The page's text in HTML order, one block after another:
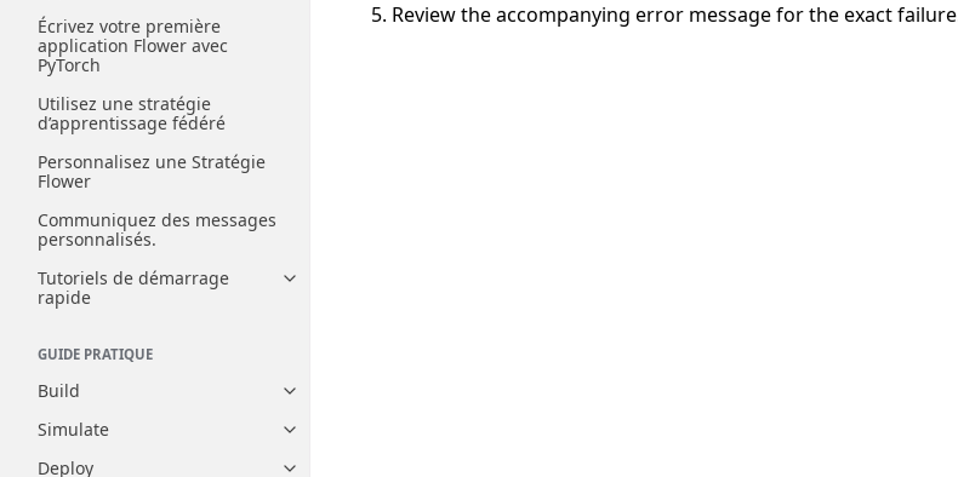
Écrivez votre première
application Flower avec
PyTorch
Utilisez une stratégie
d’apprentissage fédéré
Personnalisez une Stratégie
Flower
Communiquez des messages
personnalisés.
Tutoriels de démarrage
rapide
Toggle navigation of Tutoriels de démarrage rapide
GUIDE PRATIQUE
Build
Toggle navigation of Build
Simulate
Toggle navigation of Simulate
Deploy
Review the accompanying error message for the exact